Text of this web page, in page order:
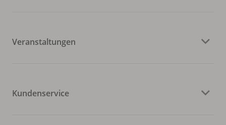
Veranstaltungen
Kundenservice